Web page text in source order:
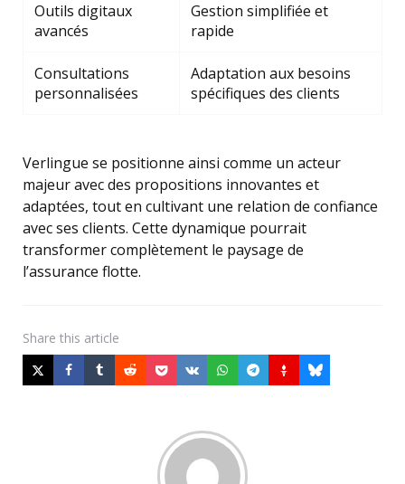
Outils digitaux
avancés
Gestion simplifiée et
rapide
Consultations
personnalisées
Adaptation aux besoins
spécifiques des clients
Verlingue se positionne ainsi comme un acteur
majeur avec des propositions innovantes et
adaptées, tout en cultivant une relation de confiance
avec ses clients. Cette dynamique pourrait
transformer complètement le paysage de
l’assurance flotte.
Share this article